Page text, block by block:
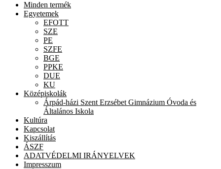
Minden termék
Egyetemek
EFOTT
SZE
PE
SZFE
BGE
PPKE
DUE
KU
Középiskolák
Árpád-házi Szent Erzsébet Gimnázium Óvoda és
Általános Iskola
Kultúra
Kapcsolat
Kiszállítás
ÁSZF
ADATVÉDELMI IRÁNYELVEK
Impresszum